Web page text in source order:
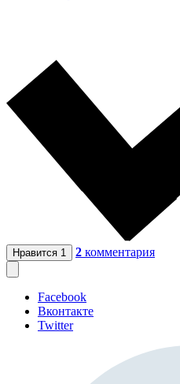
Нравится 1 2 комментария
Facebook
Вконтакте
Twitter